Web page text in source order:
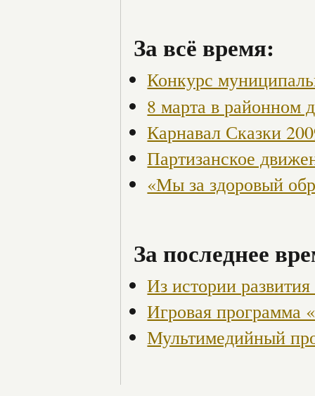
За всё время:
Конкурс
8 марта в районном
Карнавал Сказки
Партизанское
«Мы за здоровый
За последнее
Из истории развития
Игровая программа
Мультимедийный